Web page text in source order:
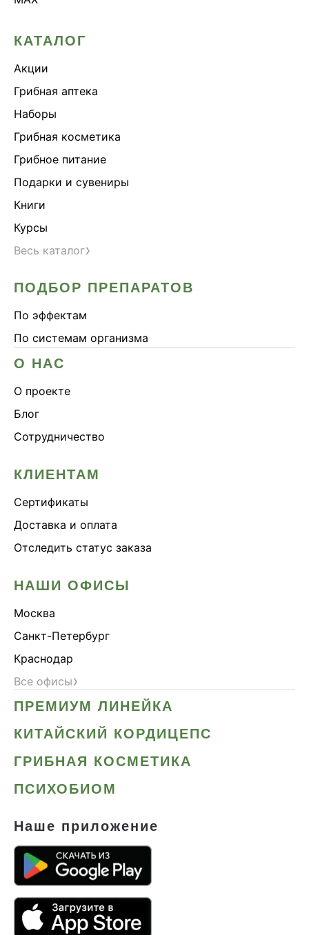
КАТАЛОГ
Акции
Грибная аптека
Наборы
Грибная косметика
Грибное питание
Подарки и сувениры
Книги
Курсы
Весь каталог›
ПОДБОР ПРЕПАРАТОВ
По эффектам
По системам организма
О НАС
О проекте
Блог
Сотрудничество
КЛИЕНТАМ
Сертификаты
Доставка и оплата
Отследить статус заказа
НАШИ ОФИСЫ
Москва
Санкт-Петербург
Краснодар
Все офисы›
ПРЕМИУМ ЛИНЕЙКА
КИТАЙСКИЙ КОРДИЦЕПС
ГРИБНАЯ КОСМЕТИКА
ПСИХОБИОМ
Наше приложение